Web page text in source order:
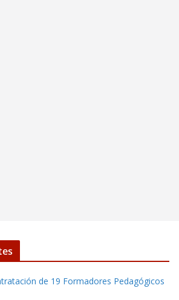
de 19 Formadores Pedagógicos